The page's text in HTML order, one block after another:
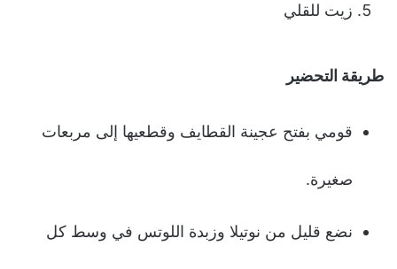
زيت للقلي
طريقة التحضير
قومي بفتح عجينة القطايف وقطعيها إلى مربعات
صغيرة.
نضع قليل من نوتيلا وزبدة اللوتس في وسط كل